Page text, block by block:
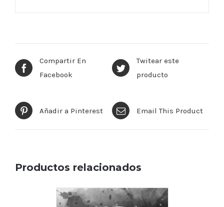
Compartir En
Facebook
Twitear este
producto
Añadir a Pinterest Email This Product
Productos relacionados